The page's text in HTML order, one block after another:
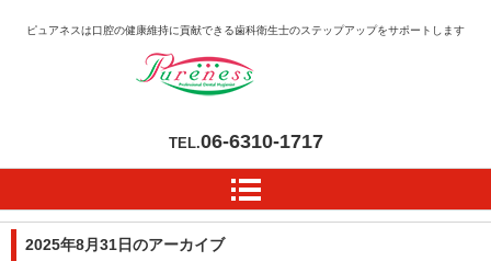
ピュアネスは口腔の健康維持に貢献できる歯科衛生士のステップアップをサポートします
TEL.06-6310-1717
2025年8月31日のアーカイブ